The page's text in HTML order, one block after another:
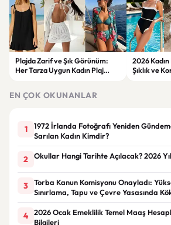
Plajda Zarif ve Şık Görünüm:
Her Tarza Uygun Kadın Plaj
2026
Şıklık ve
EN ÇOK OKUNANLAR
1
1972 İrlanda Fotoğrafı Yeniden
Sarılan Kadın Kimdir?
2 Okullar Hangi Tarihte Açılacak? 2026
3
Torba Kanun Komisyonu Onayladı:
Sınırlama, Tapu ve Çevre Yasasında
4
2026 Ocak Emeklilik Temel Maaş
Bilgileri